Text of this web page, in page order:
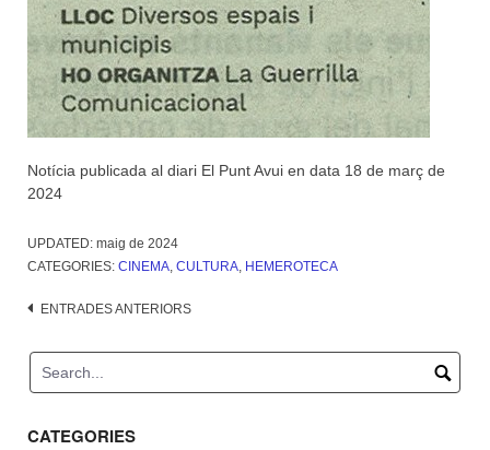
Notícia publicada al diari El Punt Avui en data 18 de març de
2024
UPDATED: maig de 2024
CATEGORIES: CINEMA, CULTURA, HEMEROTECA
Navegació
ENTRADES ANTERIORS
CATEGORIES